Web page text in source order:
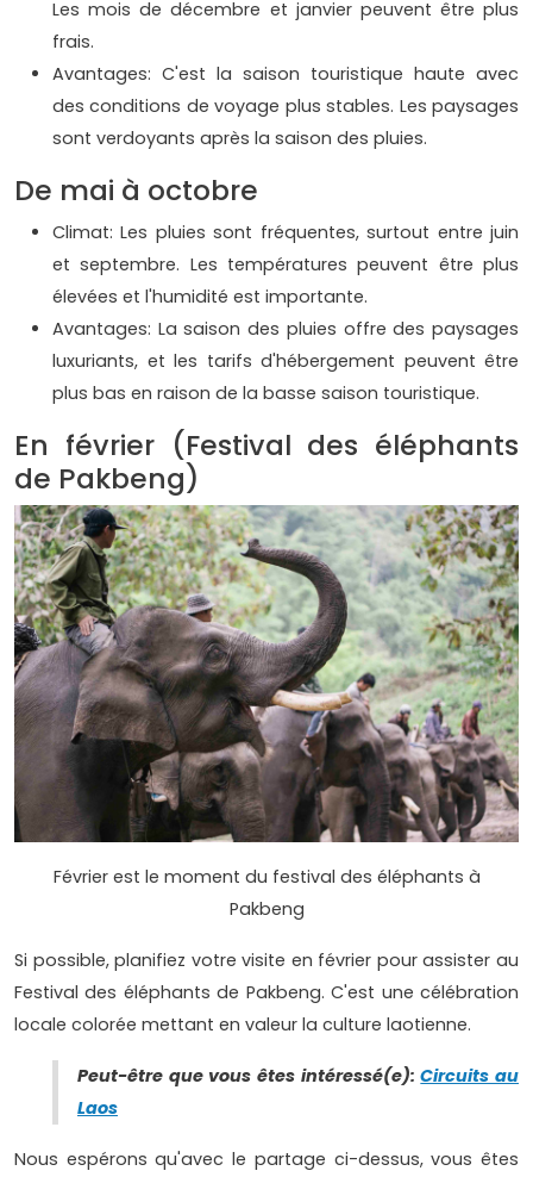
Les mois de décembre et janvier peuvent être plus
frais.
Avantages: C'est la saison touristique haute avec
des conditions de voyage plus stables. Les paysages
sont verdoyants après la saison des pluies.
De mai à octobre
Climat: Les pluies sont fréquentes, surtout entre juin
et septembre. Les températures peuvent être plus
élevées et l'humidité est importante.
Avantages: La saison des pluies offre des paysages
luxuriants, et les tarifs d'hébergement peuvent être
plus bas en raison de la basse saison touristique.
En février (Festival des éléphants
de Pakbeng)
Février est le moment du festival des éléphants à
Pakbeng
Si possible, planifiez votre visite en février pour assister au
Festival des éléphants de Pakbeng. C'est une célébration
locale colorée mettant en valeur la culture laotienne.
Peut-être que vous êtes intéressé(e):Circuits au
Laos
Nous espérons qu'avec le partage ci-dessus, vous êtes